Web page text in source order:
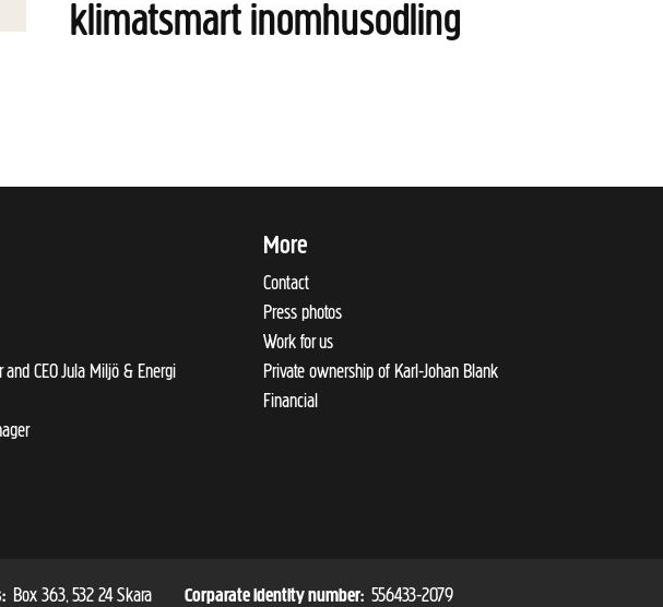
klimatsmart inomhusodling
CEO Jula Miljö & Energi
More
Contact
Press photos
Work for us
Private ownership of Karl-Johan Blank
Financial
Box 363, 532 24 Skara Corparate identity number: 556433-2079